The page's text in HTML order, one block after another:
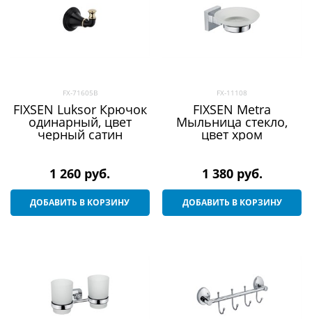
FX-71605B
FIXSEN Luksor Крючок
одинарный, цвет
черный сатин
1 260 руб.
ДОБАВИТЬ В КОРЗИНУ
FX-11108
FIXSEN Metra
Мыльница стекло,
цвет хром
1 380 руб.
ДОБАВИТЬ В КОРЗИНУ